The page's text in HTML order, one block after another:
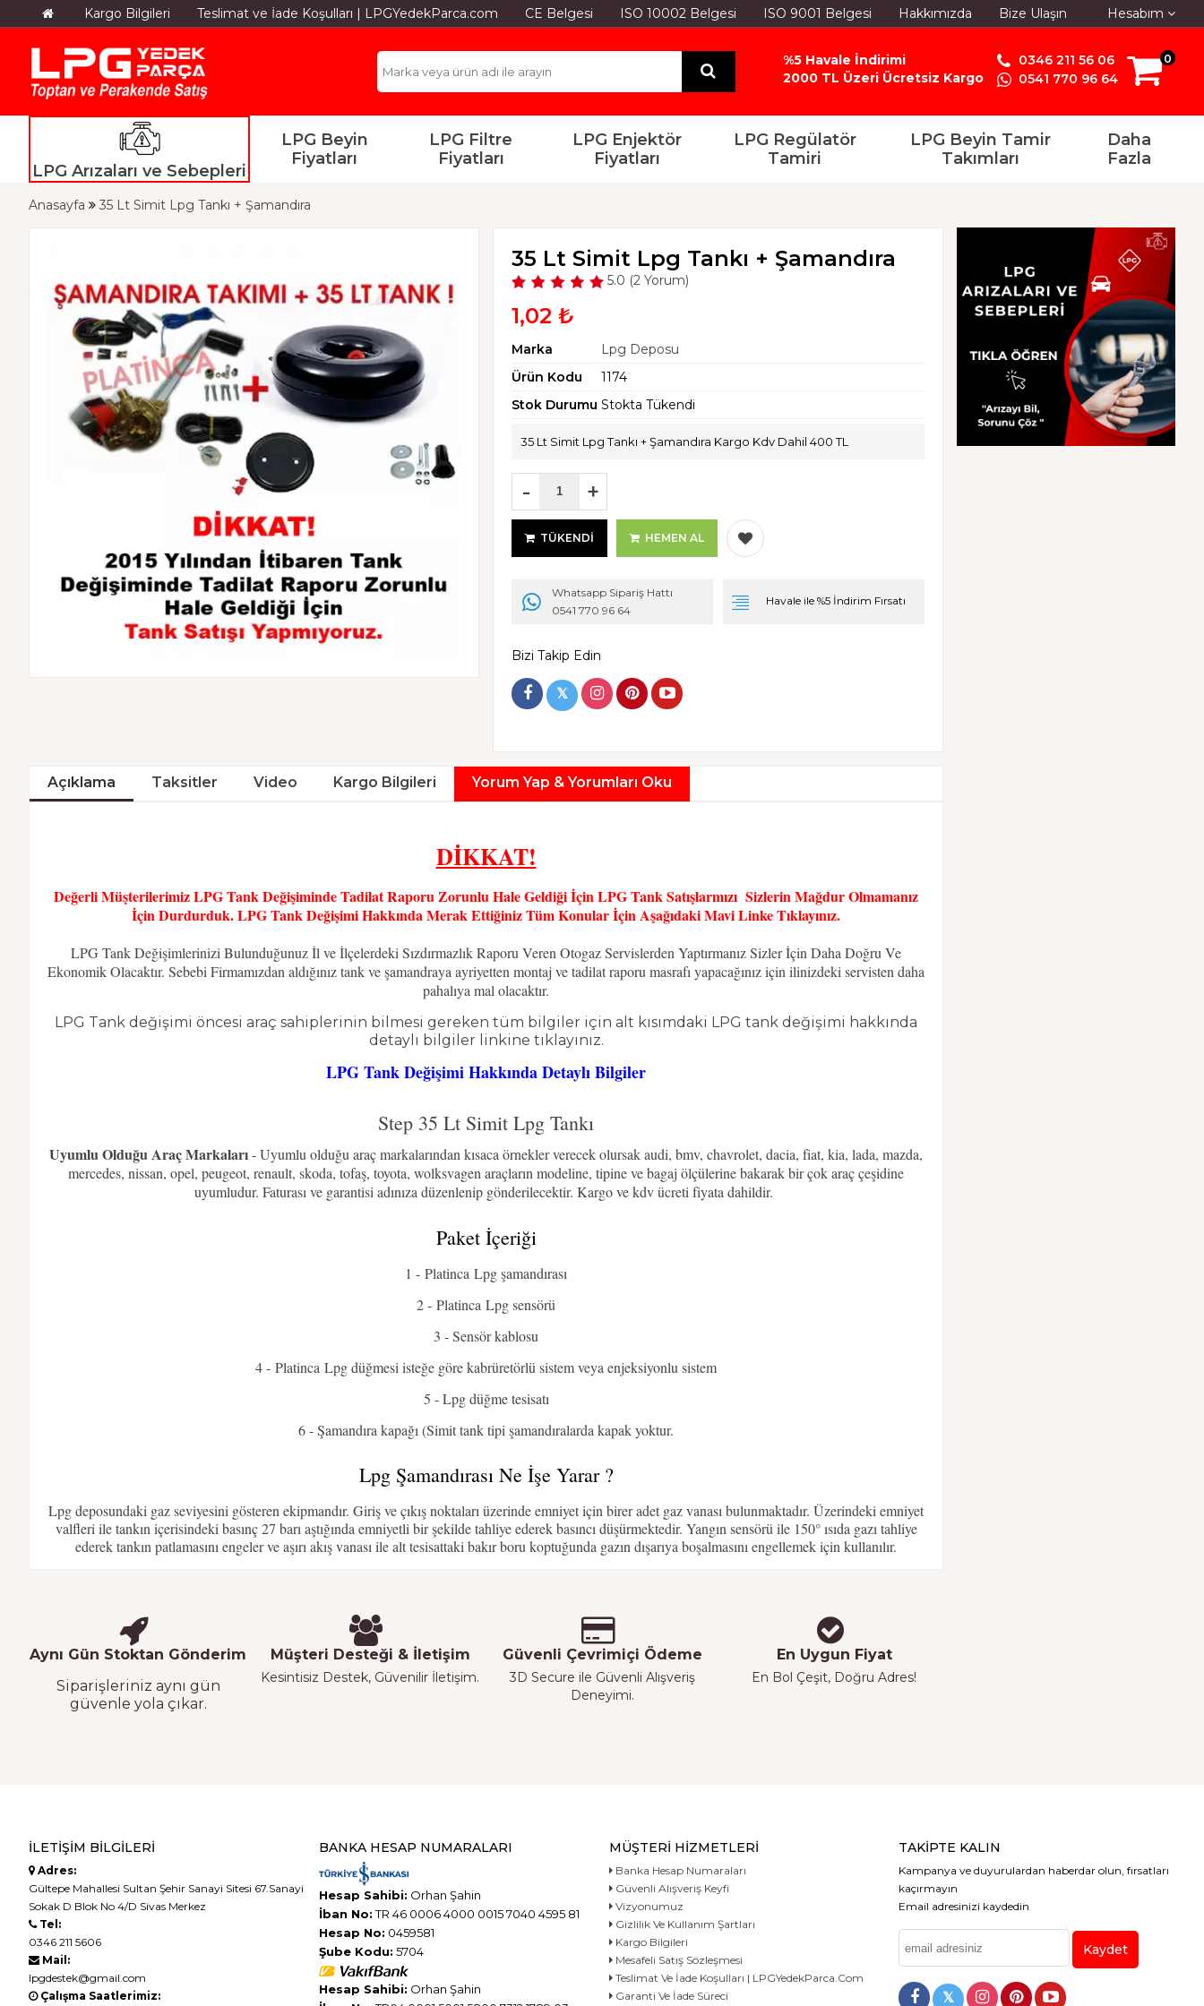
Kargo Bilgileri Teslimat ve İade Koşulları | LPGYedekParca.com CE Belgesi ISO 10002 Belgesi ISO 9001 Belgesi Hakkımızda Bize Ulaşın Hesabım
%5 Havale İndirimi
2000 TL Üzeri Ücretsiz Kargo
0346 211 56 06
0541 770 96 64
0
LPG Arızaları ve Sebepleri
LPG Beyin
Fiyatları
LPG Filtre
Fiyatları
LPG Enjektör
Fiyatları
LPG Regülatör
Tamiri
LPG Beyin Tamir
Takımları
Daha
Fazla
Anasayfa 35 Lt Simit Lpg Tankı + Şamandıra
35 Lt Simit Lpg Tankı + Şamandıra
5.0 (2 Yorum)
1,02 ₺
Marka
Lpg Deposu
Ürün Kodu
1174
Stok Durumu Stokta Tükendi
35 Lt Simit Lpg Tankı + Şamandıra Kargo Kdv Dahil 400 TL
- +
TÜKENDI HEMEN AL
Whatsapp Sipariş Hattı
0541 770 96 64
Havale ile %5 İndirim Fırsatı
Bizi Takip Edin
𝕏
Açıklama Taksitler Video Kargo Bilgileri Yorum Yap & Yorumları Oku
DİKKAT!
Değerli Müşterilerimiz LPG Tank Değişiminde Tadilat Raporu Zorunlu Hale Geldiği İçin LPG Tank Satışlarmızı Sizlerin Mağdur Olmamanız
İçin Durdurduk. LPG Tank Değişimi Hakkında Merak Ettiğiniz Tüm Konular İçin Aşağıdaki Mavi Linke Tıklayınız.
LPG Tank Değişimlerinizi Bulunduğunuz İl ve İlçelerdeki Sızdırmazlık Raporu Veren Otogaz Servislerden Yaptırmanız Sizler İçin Daha Doğru Ve
Ekonomik Olacaktır. Sebebi Firmamızdan aldığınız tank ve şamandraya ayriyetten montaj ve tadilat raporu masrafı yapacağınız için ilinizdeki servisten daha
pahalıya mal olacaktır.
LPG Tank değişimi öncesi araç sahiplerinin bilmesi gereken tüm bilgiler için alt kısımdaki LPG tank değişimi hakkında
detaylı bilgiler linkine tıklayınız.
LPG Tank Değişimi Hakkında Detaylı Bilgiler
Step 35 Lt Simit Lpg Tankı
Uyumlu Olduğu Araç Markaları- Uyumlu olduğu araç markalarından kısaca örnekler verecek olursak audi, bmv, chavrolet, dacia, fiat, kia, lada, mazda,
mercedes, nissan, opel, peugeot, renault, skoda, tofaş, toyota, wolksvagen araçların modeline, tipine ve bagaj ölçülerine bakarak bir çok araç çeşidine
uyumludur. Faturası ve garantisi adınıza düzenlenip gönderilecektir. Kargo ve kdv ücreti fiyata dahildir.
Paket İçeriği
1 - Platinca Lpg şamandırası
2 - Platinca Lpg sensörü
3 - Sensör kablosu
4 - Platinca Lpg düğmesi isteğe göre kabrüretörlü sistem veya enjeksiyonlu sistem
5 - Lpg düğme tesisatı
6 - Şamandıra kapağı (Simit tank tipi şamandıralarda kapak yoktur.
Lpg Şamandırası Ne İşe Yarar ?
Lpg deposundaki gaz seviyesini gösteren ekipmandır. Giriş ve çıkış noktaları üzerinde emniyet için birer adet gaz vanası bulunmaktadır. Üzerindeki emniyet
valfleri ile tankın içerisindeki basınç 27 barı aştığında emniyetli bir şekilde tahliye ederek basıncı düşürmektedir. Yangın sensörü ile 150° ısıda gazı tahliye
ederek tankın patlamasını engeler ve aşırı akış vanası ile alt tesisattaki bakır boru koptuğunda gazın dışarıya boşalmasını engellemek için kullanılır.
Aynı Gün Stoktan Gönderim
Siparişleriniz aynı gün
güvenle yola çıkar.
Müşteri Desteği & İletişim
Kesintisiz Destek, Güvenilir İletişim.
Güvenli Çevrimiçi Ödeme
3D Secure ile Güvenli Alışveriş
Deneyimi.
En Uygun Fiyat
En Bol Çeşit, Doğru Adres!
İLETIŞIM BILGILERI
Adres:
Gültepe Mahallesi Sultan Şehir Sanayi Sitesi 67.Sanayi
Sokak D Blok No 4/D Sivas Merkez
Tel:
0346 211 5606
Mail:
lpgdestek@gmail.com
Çalışma Saatlerimiz:
BANKA HESAP NUMARALARI
Hesap Sahibi: Orhan Şahin
İban No:TR 46 0006 4000 0015 7040 4595 81
Hesap No: 0459581
Şube Kodu: 5704
Hesap Sahibi: Orhan Şahin
MÜŞTERI HIZMETLERI
Banka Hesap Numaraları
Güvenli Alışveriş Keyfi
Vizyonumuz
Gizlilik Ve Kullanım Şartları
Kargo Bilgileri
Mesafeli Satış Sözleşmesi
Teslimat Ve İade Koşulları | LPGYedekParca.com
Garanti Ve İade Süreci
TAKIPTE KALIN
Kampanya ve duyurulardan haberdar olun, fırsatları
kaçırmayın
Email adresinizi kaydedin
Kaydet
𝕏